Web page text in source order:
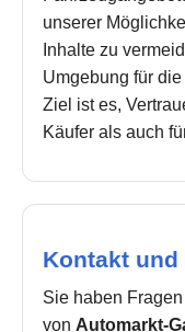
unserer
Inhalte zu
Umgebung für
Ziel ist es,
Käufer als auch
Kontakt und
Sie haben
von Automarkt-